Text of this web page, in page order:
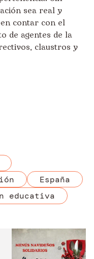
sea real y
contar con el
de agentes de la
claustros y
España
educativa